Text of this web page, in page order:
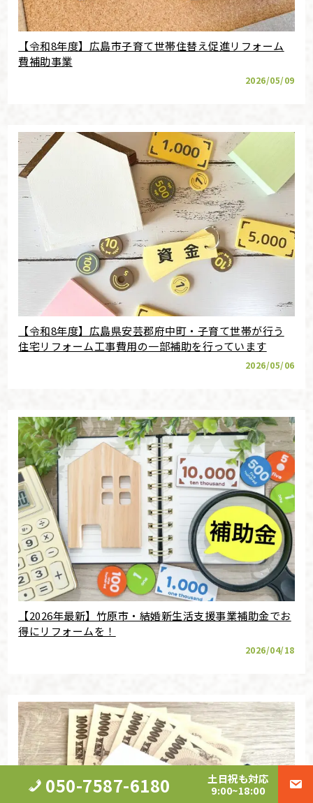
【令和8年度】広島市子育て世帯住替え促進リフォーム
費補助事業
2026/05/09
【令和8年度】広島県安芸郡府中町・子育て世帯が行う
住宅リフォーム工事費用の一部補助を行っています
2026/05/06
【2026年最新】竹原市・結婚新生活支援事業補助金でお
得にリフォームを！
2026/04/18
050-7587-6180
土日祝も対応
9:00~18:00